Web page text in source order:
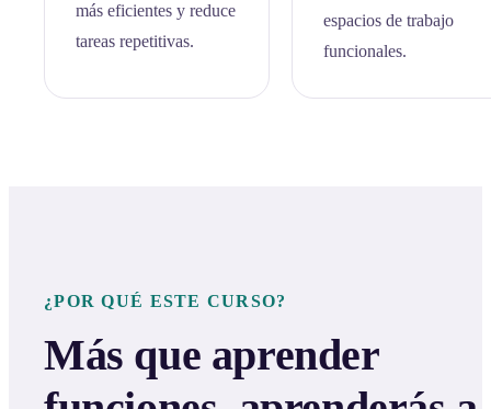
más eficientes y reduce
tareas repetitivas.
espacios de trabajo
funcionales.
¿POR QUÉ ESTE CURSO?
Más que aprender